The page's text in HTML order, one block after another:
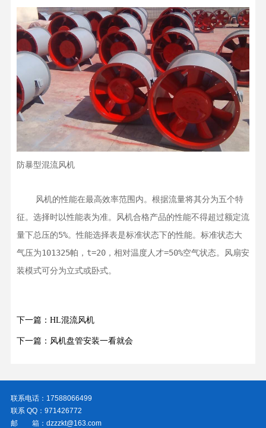
防暴型混流风机
征。选择时以性能表为准。风机合格产品的性能不得超过额定流
量下总压的5%。性能选择表是标准状态下的性能。标准状态大
气压为101325帕，t=20，相对温度人才=50%空气状态。风扇安
装模式可分为立式或卧式。
下一篇：HL混流风机
下一篇：风机盘管安装一看就会
联系电话：17588066499
联系 QQ：971426772
邮 箱：dzzzkt@163.com